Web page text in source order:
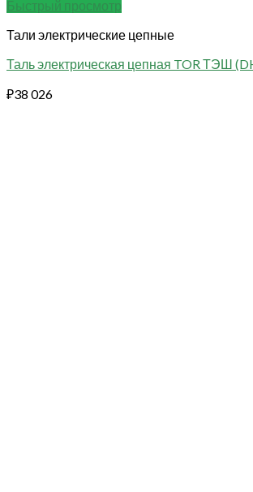
Быстрый просмотр
Тали электрические цепные
Таль электрическая цепная TOR ТЭШ
₽38 026